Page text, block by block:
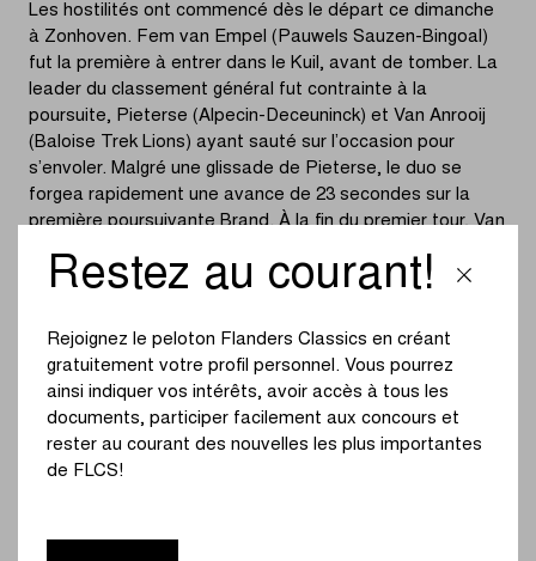
Les hostilités ont commencé dès le départ ce dimanche
à Zonhoven. Fem van Empel (Pauwels Sauzen-Bingoal)
fut la première à entrer dans le Kuil, avant de tomber. La
leader du classement général fut contrainte à la
poursuite, Pieterse (Alpecin-Deceuninck) et Van Anrooij
(Baloise Trek Lions) ayant sauté sur l’occasion pour
s’envoler. Malgré une glissade de Pieterse, le duo se
forgea rapidement une avance de 23 secondes sur la
première poursuivante Brand. À la fin du premier tour, Van
toutefois parvenir à se défaire de Van Anrooij. Au
contraire, lors du deuxième passage dans le nouveau
dévers, Pieterse tomba encore une fois dans le sable.
Van Anrooij ne commit pour sa part aucune erreur et
repoussa Pieterse plusieurs mètres derrière elle.
avance au fur et à mesure. À la fin du troisième tour (sur
Restez au courant!
Rejoignez le peloton Flanders Classics en créant
gratuitement votre profil personnel. Vous pourrez
ainsi indiquer vos intérêts, avoir accès à tous les
documents, participer facilement aux concours et
rester au courant des nouvelles les plus importantes
de FLCS!